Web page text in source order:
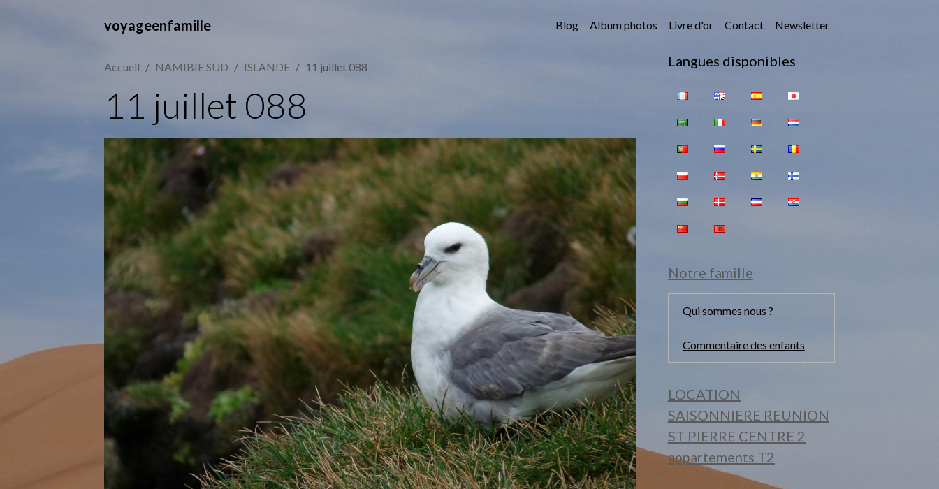
voyageenfamille Blog Album photos Livre d'or Contact Newsletter
Accueil NAMIBIE SUD ISLANDE 11 juillet 088
11 juillet 088
Langues disponibles
Notre famille
Qui sommes nous ?
Commentaire des enfants
LOCATION
SAISONNIERE REUNION
ST PIERRE CENTRE 2
appartements T2